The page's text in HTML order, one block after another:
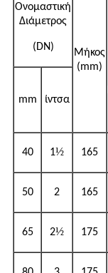
Ονομαστική
Διάμετρος
(DN)
Μήκος
(mm)
mm ίντσα
40 1½ 165
50 2 165
65 2½ 175